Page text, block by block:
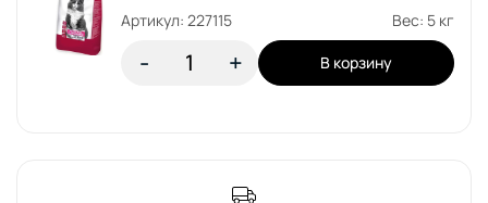
Артикул: 227115
Вес: 5 кг
- + В корзину